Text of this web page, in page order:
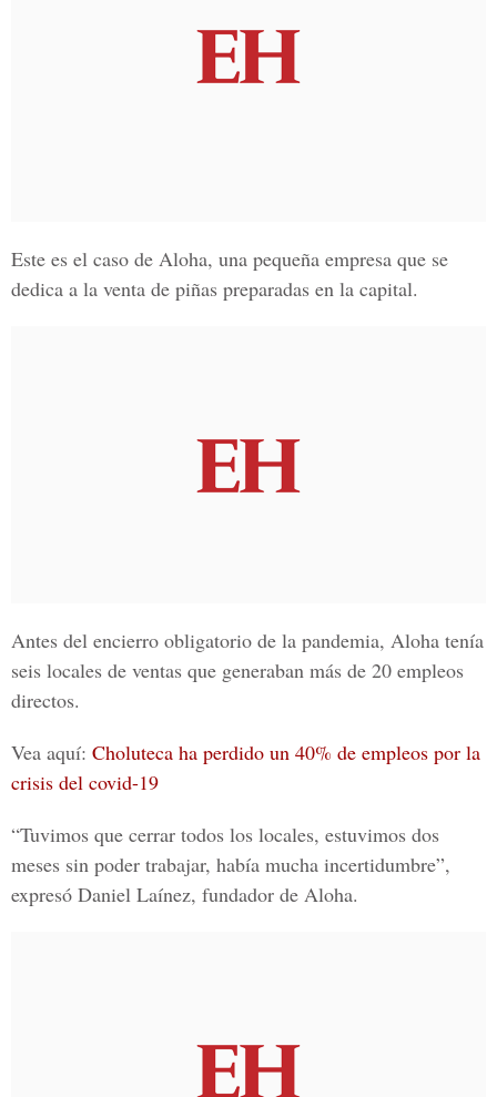
Este es el caso de Aloha, una pequeña empresa que se
dedica a la venta de piñas preparadas en la capital.
Antes del encierro obligatorio de la pandemia, Aloha tenía
seis locales de ventas que generaban más de 20 empleos
directos.
Vea aquí: Choluteca ha perdido un 40% de empleos por la
crisis del covid-19
“Tuvimos que cerrar todos los locales, estuvimos dos
meses sin poder trabajar, había mucha incertidumbre”,
expresó Daniel Laínez, fundador de Aloha.